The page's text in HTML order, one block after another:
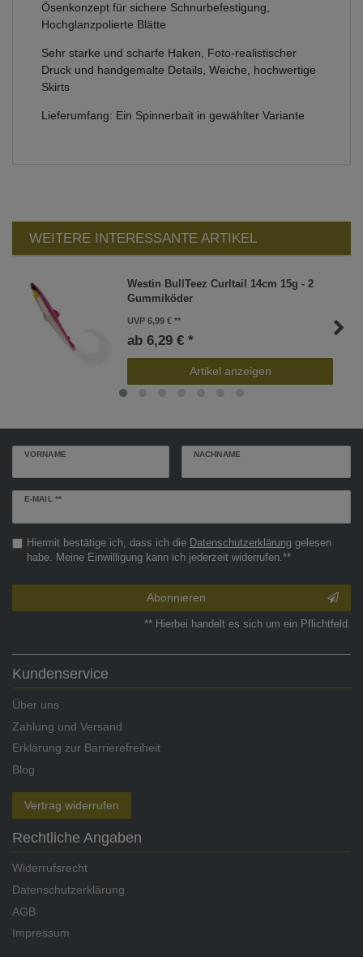
Ösenkonzept für sichere Schnurbefestigung,
Hochglanzpolierte Blätte
Sehr starke und scharfe Haken, Foto-realistischer
Druck und handgemalte Details, Weiche, hochwertige
Skirts
Lieferumfang: Ein Spinnerbait in gewählter Variante
WEITERE INTERESSANTE ARTIKEL
Westin BullTeez Curltail 14cm 15g - 2
Gummiköder
UVP 6,99 €
ab 6,29 € *
Artikel anzeigen
VORNAME NACHNAME
E-MAIL **
Newsletter
Hiermit bestätige ich, dass ich die Daten­schutz­erklärunggelesen
habe. Meine Einwilligung kann ich jederzeit widerrufen.**
Abonnieren
** Hierbei handelt es sich um ein Pflichtfeld.
Kundenservice
Über uns
Zahlung und Versand
Erklärung zur Barrierefreiheit
Blog
Vertrag widerrufen
Rechtliche Angaben
Widerrufsrecht
Datenschutzerklärung
AGB
Impressum